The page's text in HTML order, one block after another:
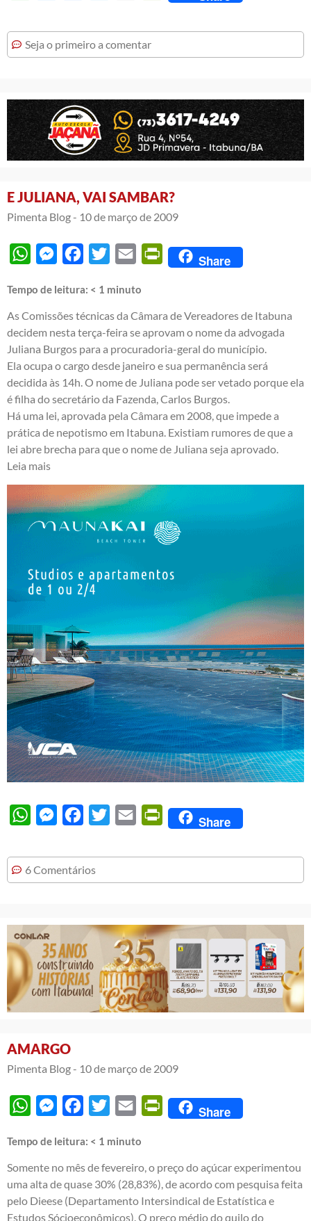
Seja o primeiro a comentar
E JULIANA, VAI SAMBAR?
Pimenta Blog - 10 de março de 2009
WhatsAppMessengerFacebook
Twitter Email PrintFriendly
Share
Tempo de leitura: < 1 minuto
As Comissões técnicas da Câmara de Vereadores de Itabuna
decidem nesta terça-feira se aprovam o nome da advogada
Juliana Burgos para a procuradoria-geral do município.
Ela ocupa o cargo desde janeiro e sua permanência será
decidida às 14h. O nome de Juliana pode ser vetado porque ela
é filha do secretário da Fazenda, Carlos Burgos.
Há uma lei, aprovada pela Câmara em 2008, que impede a
prática de nepotismo em Itabuna. Existiam rumores de que a
lei abre brecha para que o nome de Juliana seja aprovado.
Leia mais
WhatsAppMessengerFacebook
Twitter Email PrintFriendly
Share
6 Comentários
AMARGO
Pimenta Blog - 10 de março de 2009
WhatsAppMessengerFacebook
Twitter Email PrintFriendly
Share
Tempo de leitura: < 1 minuto
Somente no mês de fevereiro, o preço do açúcar experimentou
uma alta de quase 30% (28,83%), de acordo com pesquisa feita
pelo Dieese (Departamento Intersindical de Estatística e
Estudos Sócioeconômicos). O preço médio do quilo do